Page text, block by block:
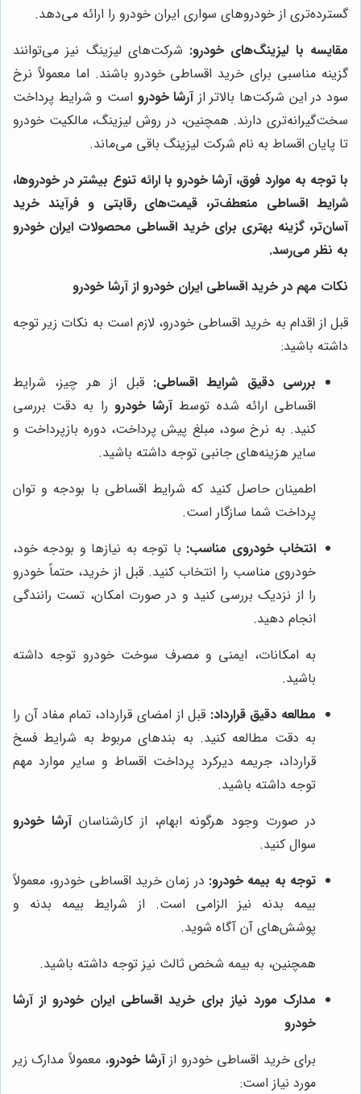
گسترده‌تری از خودروهای سواری ایران خودرو را ارائه می‌دهد.
مقایسه با لیزینگ‌های خودرو: شرکت‌های لیزینگ نیز می‌توانند
گزینه مناسبی برای خرید اقساطی خودرو باشند. اما معمولاً نرخ
سود در این شرکت‌ها بالاتر ازآرشا خودرو است و شرایط پرداخت
سخت‌گیرانه‌تری دارند. همچنین، در روش لیزینگ، مالکیت خودرو
تا پایان اقساط به نام شرکت لیزینگ باقی می‌ماند.
با توجه به موارد فوق،آرشا خودرو با ارائه تنوع بیشتر در خودروها،
شرایط اقساطی منعطف‌تر، قیمت‌های رقابتی و فرآیند خرید
آسان‌تر، گزینه بهتری برای خرید اقساطی محصولات ایران خودرو
به نظر می‌رسد.
نکات مهم در خرید اقساطی ایران خودرو از آرشا خودرو
قبل از اقدام به خرید اقساطی خودرو، لازم است به نکات زیر توجه
داشته باشید:
بررسی دقیق شرایط اقساطی: قبل از هر چیز، شرایط
اقساطی ارائه شده توسطآرشا خودرو را به دقت بررسی
کنید. به نرخ سود، مبلغ پیش پرداخت، دوره بازپرداخت و
سایر هزینه‌های جانبی توجه داشته باشید.
اطمینان حاصل کنید که شرایط اقساطی با بودجه و توان
پرداخت شما سازگار است.
انتخاب خودروی مناسب: با توجه به نیازها و بودجه خود،
خودروی مناسب را انتخاب کنید. قبل از خرید، حتماً خودرو
را از نزدیک بررسی کنید و در صورت امکان، تست رانندگی
انجام دهید.
به امکانات، ایمنی و مصرف سوخت خودرو توجه داشته
باشید.
مطالعه دقیق قرارداد: قبل از امضای قرارداد، تمام مفاد آن را
به دقت مطالعه کنید. به بندهای مربوط به شرایط فسخ
قرارداد، جریمه دیرکرد پرداخت اقساط و سایر موارد مهم
توجه داشته باشید.
در صورت وجود هرگونه ابهام، از کارشناسانآرشا خودرو
سوال کنید.
توجه به بیمه خودرو: در زمان خرید اقساطی خودرو، معمولاً
بیمه بدنه نیز الزامی است. از شرایط بیمه بدنه و
پوشش‌های آن آگاه شوید.
همچنین، به بیمه شخص ثالث نیز توجه داشته باشید.
مدارک مورد نیاز برای خرید اقساطی ایران خودرو از آرشا
خودرو
برای خرید اقساطی خودرو ازآرشا خودرو، معمولاً مدارک زیر
مورد نیاز است: